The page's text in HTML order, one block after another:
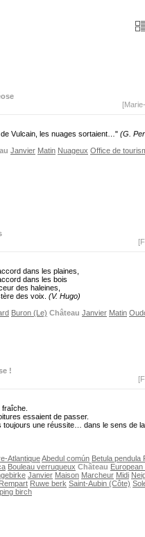
Vulcain, les nuages sortaient…" (G.
Janvier Matin Nuageux Office de
dans les plaines,
dans les bois
des haleines,
des voix. (V. Hugo)
Buron (Le) Château Janvier Matin
!
essaient de passer.
toujours une réussite… dans le sens de
AtlantiqueAbedul común Betula pendula
Bouleau verruqueux Château
Janvier Maison Marcheur Midi
Rempart Ruwe berk Saint-Aubin (Côte)
birch